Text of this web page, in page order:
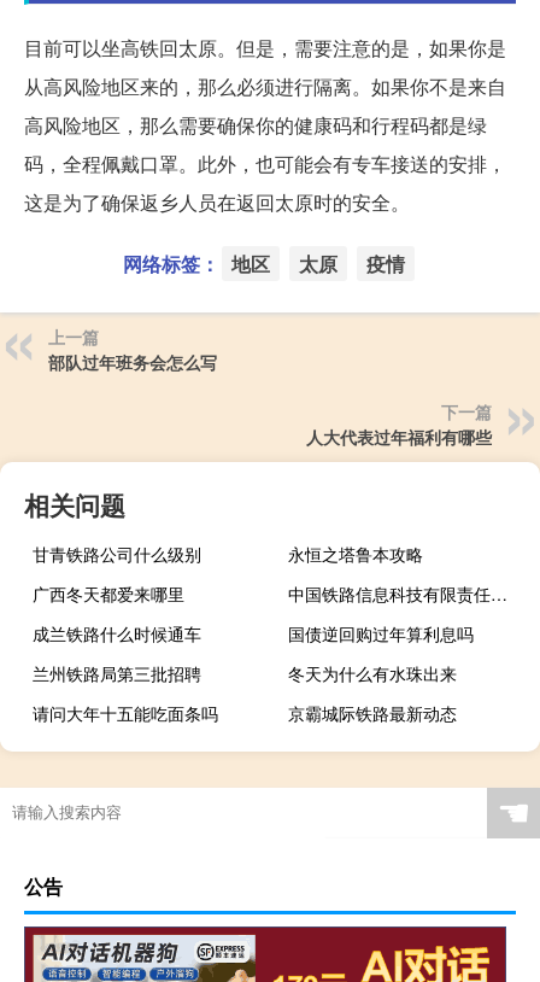
目前可以坐高铁回太原。但是，需要注意的是，如果你是
从高风险地区来的，那么必须进行隔离。如果你不是来自
高风险地区，那么需要确保你的健康码和行程码都是绿
码，全程佩戴口罩。此外，也可能会有专车接送的安排，
这是为了确保返乡人员在返回太原时的安全。
网络标签： 地区 太原 疫情
上一篇
部队过年班务会怎么写
下一篇
人大代表过年福利有哪些
相关问题
甘青铁路公司什么级别
永恒之塔鲁本攻略
广西冬天都爱来哪里
中国铁路信息科技有限责任公司
成兰铁路什么时候通车
国债逆回购过年算利息吗
兰州铁路局第三批招聘
冬天为什么有水珠出来
请问大年十五能吃面条吗
京霸城际铁路最新动态
☚
公告